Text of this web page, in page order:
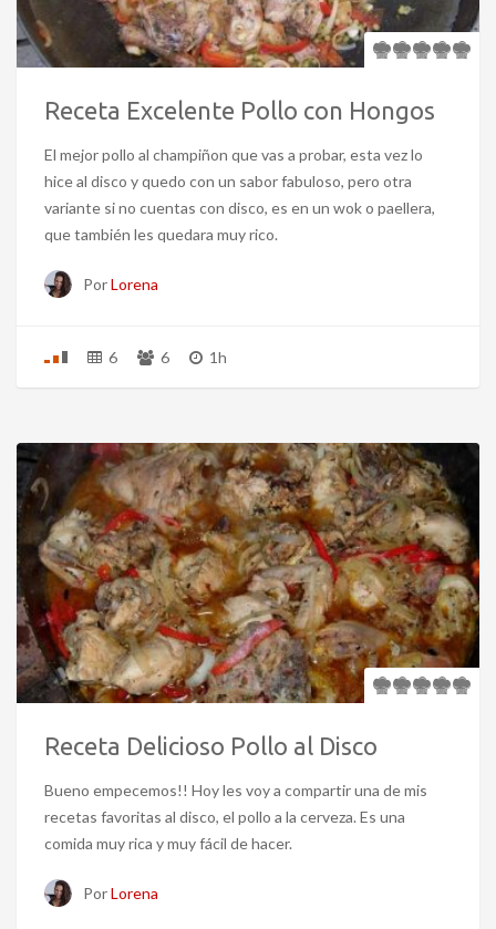
Receta Excelente Pollo con Hongos
El mejor pollo al champiñon que vas a probar, esta vez lo
hice al disco y quedo con un sabor fabuloso, pero otra
variante si no cuentas con disco, es en un wok o paellera,
que también les quedara muy rico.
PorLorena
6 6 1h
Receta Delicioso Pollo al Disco
Bueno empecemos!! Hoy les voy a compartir una de mis
recetas favoritas al disco, el pollo a la cerveza. Es una
comida muy rica y muy fácil de hacer.
PorLorena